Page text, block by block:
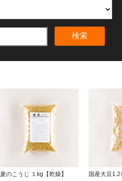
検索
麦のこうじ １kg【乾燥】 国産大豆1.2